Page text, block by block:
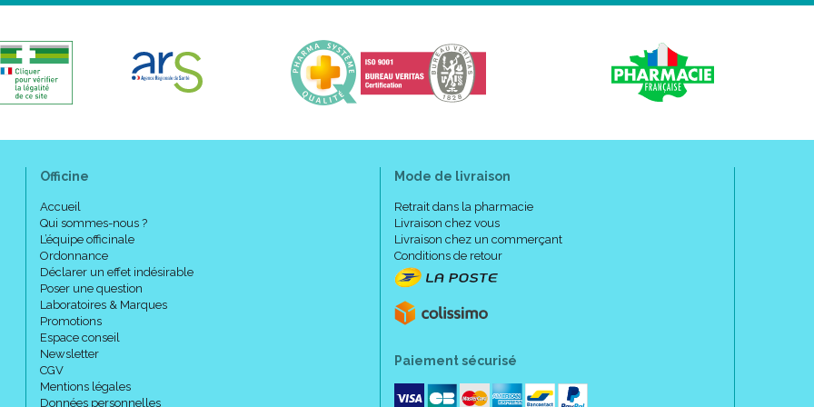
Flacon pompe 30 ml
Officine
Accueil
Qui sommes-nous ?
L’équipe officinale
Ordonnance
Déclarer un effet indésirable
Poser une question
Laboratoires & Marques
Promotions
Espace conseil
Newsletter
CGV
Mentions légales
Données personnelles
Mode de livraison
Retrait dans la pharmacie
Livraison chez vous
Livraison chez un commerçant
Conditions de retour
Paiement sécurisé